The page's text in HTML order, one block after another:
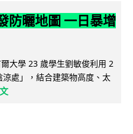
防曬地圖 一日暴增
大學 23 歲學生劉敏俊利用 2
處」，結合建築物高度、太